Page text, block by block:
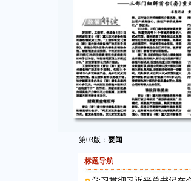
第03版： 要闻
标题导航